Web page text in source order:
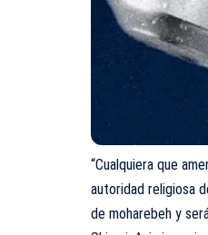
“Cualquiera que
autoridad religiosa
de moharebeh y